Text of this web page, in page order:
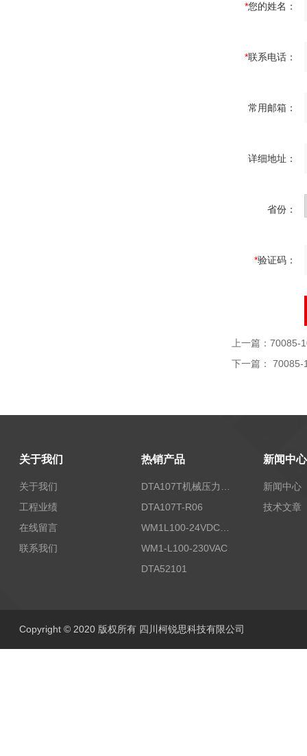
*您的姓名：
*联系电话：
常用邮箱：
详细地址：
省份：
*验证码：
上一篇： 70085-
下一篇： 70085-
关于我们
关于我们
工程业绩
在线留言
联系我们
热销产品
DTA107T-R06
WM1L100-24VDC/T5X
WM1-L100-230VAC
DTA52101
新闻中心
新闻中心
技术文章
Copyright © 2020 版权所有 四川柯锐思科技有限公司